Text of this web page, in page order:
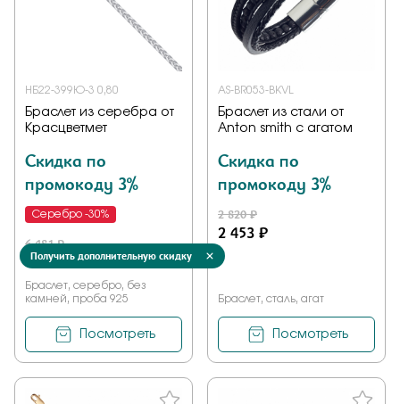
НБ22-399Ю-3 0,80
Браслет из серебра от
Красцветмет
Скидка по
промокоду 3%
Серебро -30%
6 481 ₽
4 407 ₽
Браслет, серебро, без
камней, проба 925
Посмотреть
AS-BR053-BKVL
Браслет из стали от
Anton smith с агатом
Скидка по
промокоду 3%
2 820 ₽
2 453 ₽
Браслет, сталь, агат
Посмотреть
Получить дополнительную скидку